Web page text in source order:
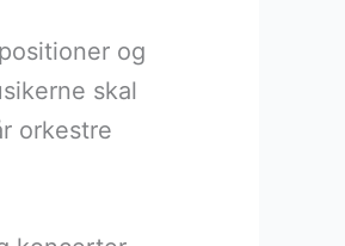
og
skal
orkestre